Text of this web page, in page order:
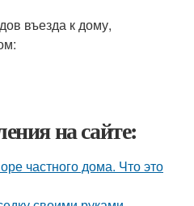
въезда к дому,
на сайте:
частного дома. Что это